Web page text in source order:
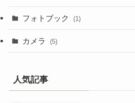
フォトブック (1)
カメラ (5)
人気記事